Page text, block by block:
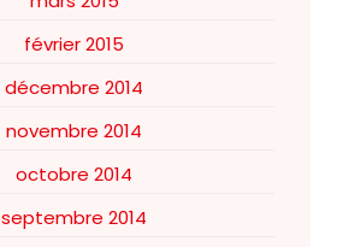
février 2015
décembre 2014
novembre 2014
octobre 2014
septembre 2014